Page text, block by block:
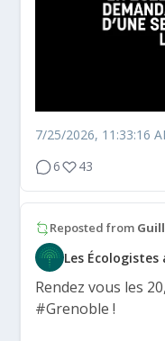
7/25/2026, 11:33:16
6
43
Reposted from
Les Écologistes
Rendez vous les
#Grenoble !